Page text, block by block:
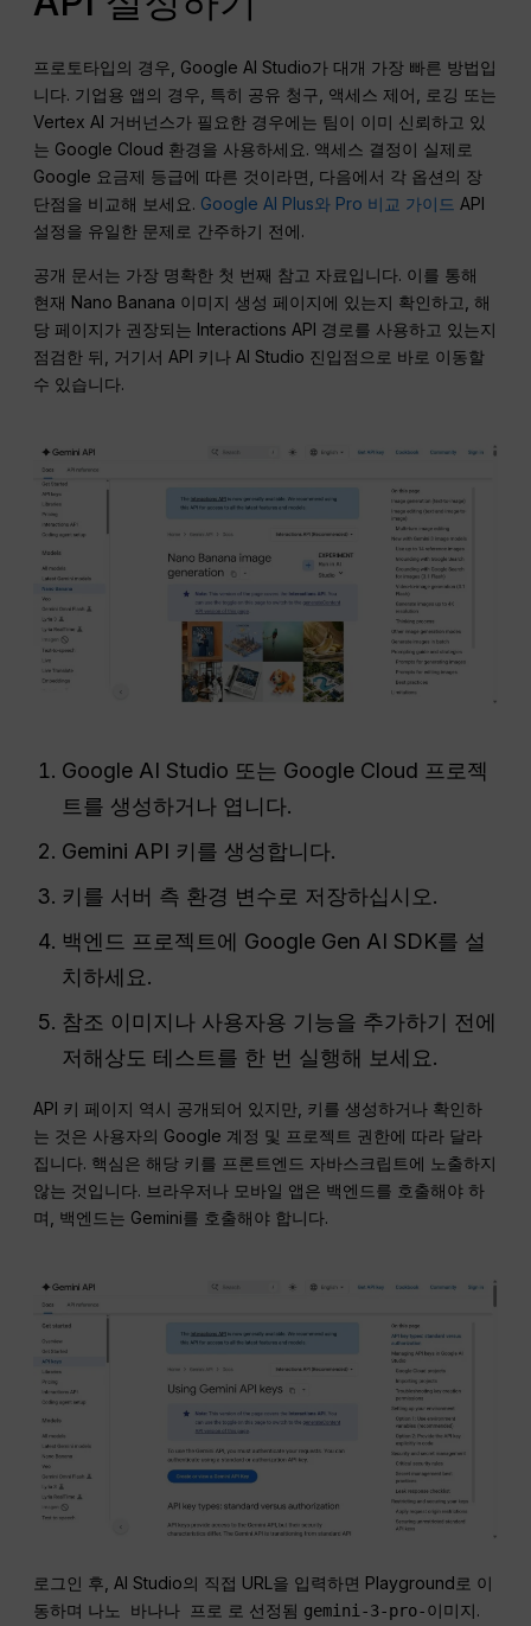
프로토타입의 경우, Google AI Studio가 대개 가장 빠른 방법입
니다. 기업용 앱의 경우, 특히 공유 청구, 액세스 제어, 로깅 또는
Vertex AI 거버넌스가 필요한 경우에는 팀이 이미 신뢰하고 있
는 Google Cloud 환경을 사용하세요. 액세스 결정이 실제로
Google 요금제 등급에 따른 것이라면, 다음에서 각 옵션의 장
단점을 비교해 보세요. Google AI Plus와 Pro 비교 가이드 API
설정을 유일한 문제로 간주하기 전에.
공개 문서는 가장 명확한 첫 번째 참고 자료입니다. 이를 통해
현재 Nano Banana 이미지 생성 페이지에 있는지 확인하고, 해
당 페이지가 권장되는 Interactions API 경로를 사용하고 있는지
점검한 뒤, 거기서 API 키나 AI Studio 진입점으로 바로 이동할
수 있습니다.
Google AI Studio 또는 Google Cloud 프로젝
트를 생성하거나 엽니다.
Gemini API 키를 생성합니다.
키를 서버 측 환경 변수로 저장하십시오.
백엔드 프로젝트에 Google Gen AI SDK를 설
치하세요.
참조 이미지나 사용자용 기능을 추가하기 전에
저해상도 테스트를 한 번 실행해 보세요.
API 키 페이지 역시 공개되어 있지만, 키를 생성하거나 확인하
는 것은 사용자의 Google 계정 및 프로젝트 권한에 따라 달라
집니다. 핵심은 해당 키를 프론트엔드 자바스크립트에 노출하지
않는 것입니다. 브라우저나 모바일 앱은 백엔드를 호출해야 하
며, 백엔드는 Gemini를 호출해야 합니다.
로그인 후, AI Studio의 직접 URL을 입력하면 Playground로 이
동하며 나노 바나나 프로 로 선정됨 gemini-3-pro-이미지.